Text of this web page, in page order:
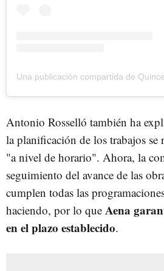
Antonio Rosselló también ha
la planificación de los trabajos se
"a nivel de horario". Ahora, la
seguimiento del avance de las
cumplen todas las
haciendo, por lo que Aena
en el plazo establecido.